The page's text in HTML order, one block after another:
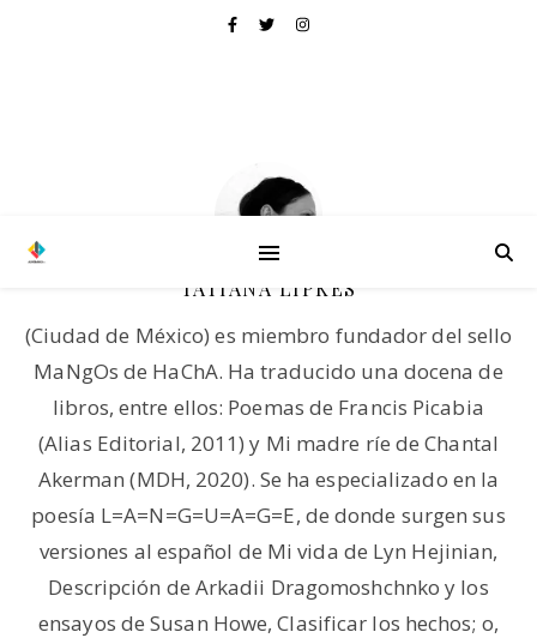
TATIANA LIPKES
(Ciudad de México) es miembro fundador del sello
MaNgOs de HaChA. Ha traducido una docena de
libros, entre ellos: Poemas de Francis Picabia
(Alias Editorial, 2011) y Mi madre ríe de Chantal
Akerman (MDH, 2020). Se ha especializado en la
poesía L=A=N=G=U=A=G=E, de donde surgen sus
versiones al español de Mi vida de Lyn Hejinian,
Descripción de Arkadii Dragomoshchnko y los
ensayos de Susan Howe, Clasificar los hechos; o,